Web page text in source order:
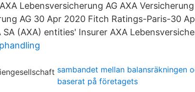
Lebensversicherung AG AXA Versicherung
AG 30 Apr 2020 Fitch Ratings-Paris-30
(AXA) entities' Insurer AXA
sambandet mellan balansräkningen
baserat på företagets